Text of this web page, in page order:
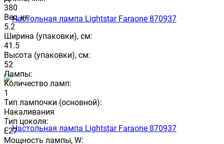
380
Вес, кг:
5.2
Ширина (упаковки), см:
41.5
Высота (упаковки), см:
52
Лампы:
Количество ламп:
1
Тип лампочки (основной):
Накаливания
Тип цоколя:
E27
Мощность лампы, W: